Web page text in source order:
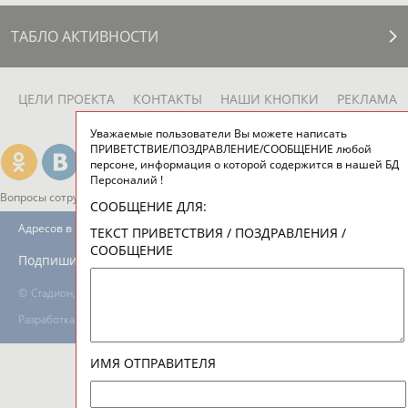
24 персон из 13181
ТАБЛО АКТИВНОСТИ
ЦЕЛИ ПРОЕКТА КОНТАКТЫ
Стадион, 1998-2026
Подпишись
Уважаемые пользователи Вы можете написать
ПРИВЕТСТВИЕ/ПОЗДРАВЛЕНИЕ/СООБЩЕНИЕ любой
персоне, информация о которой содержится в нашей БД
Персоналий !
СООБЩЕНИЕ ДЛЯ:
ТЕКСТ ПРИВЕТСТВИЯ / ПОЗДРАВЛЕНИЯ /
СООБЩЕНИЕ
ИМЯ ОТПРАВИТЕЛЯ